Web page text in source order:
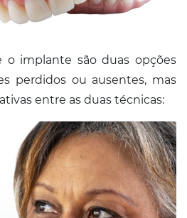
o implante são duas opções
perdidos ou ausentes, mas
entre as duas técnicas: